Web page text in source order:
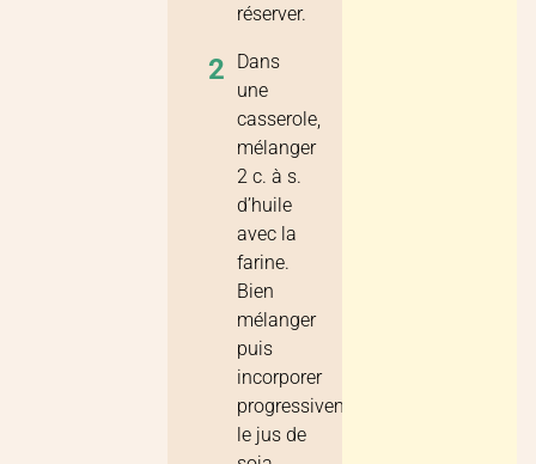
réserver.
2
Dans
une
casserole,
mélanger
2 c. à s.
d’huile
avec la
farine.
Bien
mélanger
puis
incorporer
progressivement
le jus de